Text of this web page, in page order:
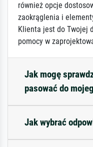
również opcje
zaokrąglenia i
Klienta jest do Twojej
pomocy w
Jak mogę
pasować do
Jak wybrać